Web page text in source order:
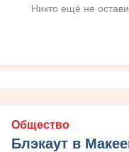
Никто ещё не
Общество
Блэкаут в